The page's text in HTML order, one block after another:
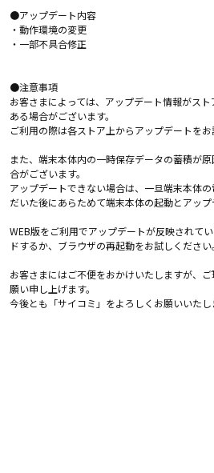
●アップデート内容
・動作環境の変更
・一部不具合修正
●注意事項
お客さまによっては、アップデート情報がス
ある場合がございます。
ご利用の際は各ストア上からアップデートをお
また、端末本体内の一時保存データの蓄積が
合がございます。
アップデートできない場合は、一旦端末本体
だいた後にあらためて端末本体の起動とアップ
WEB版をご利用でアップデートが反映されて
ドするか、ブラウザの再起動をお試しください。
お客さまにはご不便をおかけいたしますが、
願い申し上げます。
今後とも「サイコミ」をよろしくお願いいたし